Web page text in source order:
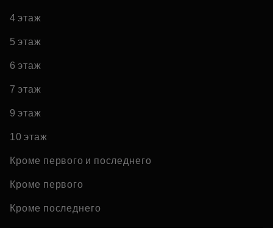
4 этаж
5 этаж
6 этаж
7 этаж
9 этаж
10 этаж
Кроме первого и последнего
Кроме первого
Кроме последнего